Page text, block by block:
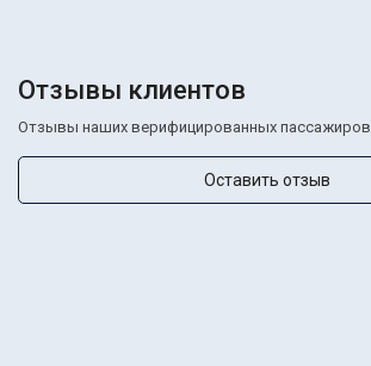
Отзывы клиентов
Отзывы наших верифицированных пассажиров
Оставить отзыв